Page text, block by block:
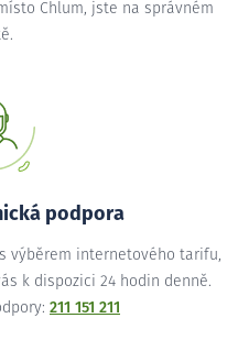
Chlum, jste na správném
podpora
výběrem internetového tarifu,
k dispozici 24 hodin denně.
211 151 211